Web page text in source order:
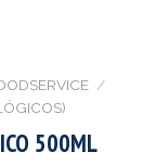
/
500ML